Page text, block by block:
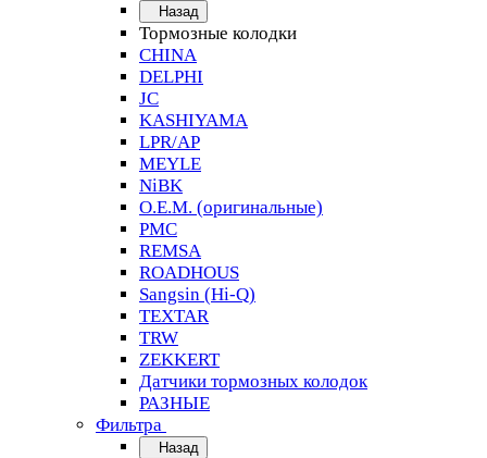
Назад
Тормозные колодки
CHINA
DELPHI
JC
KASHIYAMA
LPR/AP
MEYLE
NiBK
O.E.M. (оригинальные)
PMC
REMSA
ROADHOUS
Sangsin (Hi-Q)
TEXTAR
TRW
ZEKKERT
Датчики тормозных колодок
РАЗНЫЕ
Фильтра
Назад